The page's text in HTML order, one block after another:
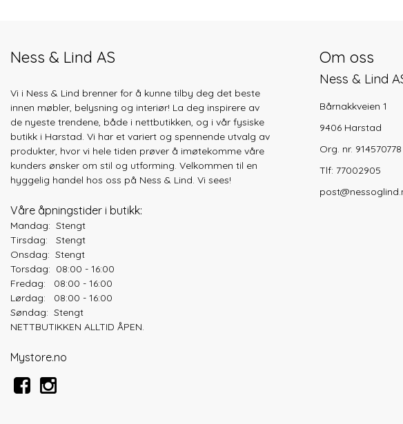
Ness & Lind AS
Vi i Ness & Lind brenner for å kunne tilby deg det beste
innen møbler, belysning og interiør! La deg inspirere av
de nyeste trendene, både i nettbutikken, og i vår fysiske
butikk i Harstad. Vi har et variert og spennende utvalg av
produkter, hvor vi hele tiden prøver å imøtekomme våre
kunders ønsker om stil og utforming. Velkommen til en
hyggelig handel hos oss på Ness & Lind. Vi sees!
Våre åpningstider i butikk:
Mandag: Stengt
Tirsdag: Stengt
Onsdag: Stengt
Torsdag: 08:00 - 16:00
Fredag: 08:00 - 16:00
Lørdag: 08:00 - 16:00
Søndag: Stengt
NETTBUTIKKEN ALLTID ÅPEN.
Mystore.no
Om oss
Ness & Lind
Bårnakkveien 1
9406 Harstad
Org. nr. 914570778
Tlf: 77002905